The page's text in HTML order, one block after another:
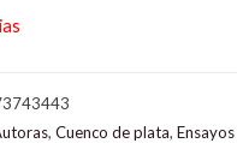
,Cuenco de plata,Ensayos